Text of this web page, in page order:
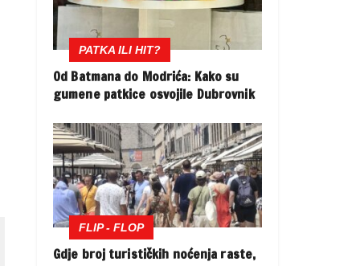
PATKA ILI HIT?
Od Batmana do Modrića: Kako su
gumene patkice osvojile Dubrovnik
FLIP - FLOP
Gdje broj turističkih noćenja raste,